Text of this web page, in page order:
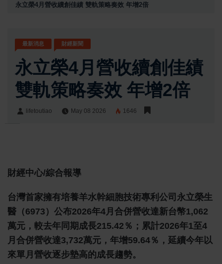
永立榮4月營收續創佳績 雙軌策略奏效 年增2倍
最新消息 財經新聞
永立榮4月營收續創佳績
雙軌策略奏效 年增2倍
lifetoutiao May 08 2026 1646
財經中心/綜合報導
台灣首家擁有培養羊水幹細胞技術專利公司永立榮生
醫（6973）公布2026年4月合併營收達新台幣1,062
萬元，較去年同期成長215.42％；累計2026年1至4
月合併營收達3,732萬元，年增59.64％，延續今年以
來單月營收逐步墊高的成長趨勢。